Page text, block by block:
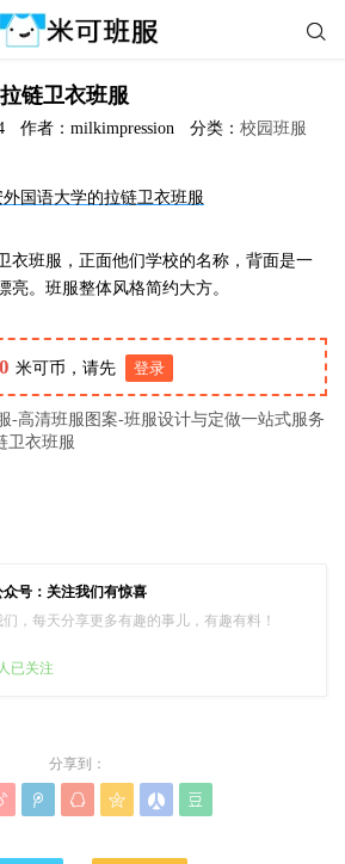

链卫衣班服
作者：milkimpression 分类： 校园班服
衣班服，正面他们学校的名称，背面是一
亮。班服整体风格简约大方。
米可币，请先 登录
-高清班服图案-班服设计与定做一站式服务
卫衣班服
众号：关注我们有惊喜
们，每天分享更多有趣的事儿，有趣有料！
已关注
分享到：
    